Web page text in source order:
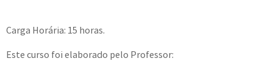
Carga Horária: 15 horas.
Este curso foi elaborado pelo Professor: